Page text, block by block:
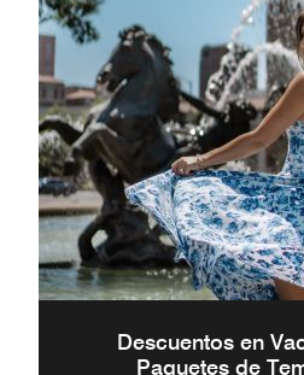
Descuentos en
Paquetes de